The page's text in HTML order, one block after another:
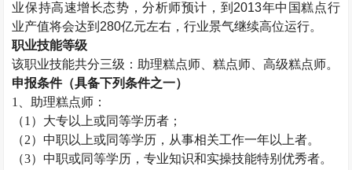
业保持高速增长态势，分析师预计，到2013年中国糕点行
业产值将会达到280亿元左右，行业景气继续高位运行。
职业技能等级
该职业技能共分三级：助理糕点师 、糕点师 、高级糕点师。
申报条件（具备下列条件之一）
1、助理糕点师 ：
（1）大专以上或同等学历者；
（2）中职以上或同等学历，从事相关工作一年以上者。
（3）中职或同等学历，专业知识和实操技能特别优秀者。